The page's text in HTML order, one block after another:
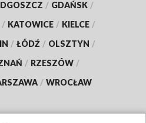
/ GDAŃSK /
/ KATOWICE / KIELCE /
/ ŁÓDŹ / OLSZTYN /
/ RZESZÓW /
/ WROCŁAW